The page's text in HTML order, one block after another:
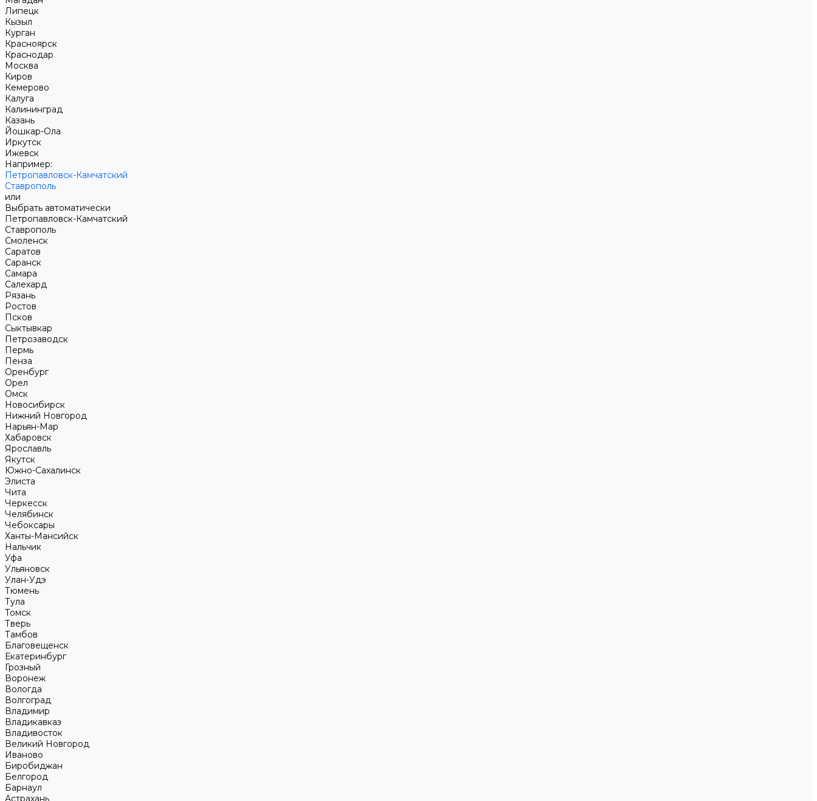
Липецк
Кызыл
Курган
Красноярск
Краснодар
Москва
Киров
Кемерово
Калуга
Калининград
Казань
Йошкар-Ола
Иркутск
Ижевск
Например:
Петропавловск-Камчатский
Ставрополь
или
Выбрать автоматически
Петропавловск-Камчатский
Ставрополь
Смоленск
Саратов
Саранск
Самара
Салехард
Рязань
Ростов
Псков
Сыктывкар
Петрозаводск
Пермь
Пенза
Оренбург
Орел
Омск
Новосибирск
Нижний Новгород
Нарьян-Мар
Хабаровск
Ярославль
Якутск
Южно-Сахалинск
Элиста
Чита
Черкесск
Челябинск
Чебоксары
Ханты-Мансийск
Нальчик
Уфа
Ульяновск
Улан-Удэ
Тюмень
Тула
Томск
Тверь
Тамбов
Благовещенск
Екатеринбург
Грозный
Воронеж
Вологда
Волгоград
Владимир
Владикавказ
Владивосток
Великий Новгород
Иваново
Биробиджан
Белгород
Барнаул
Астрахань